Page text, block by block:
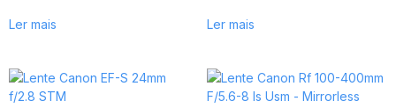
Ler mais Ler mais